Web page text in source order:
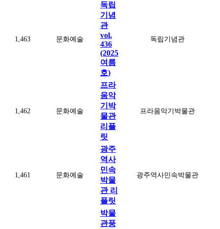
1,463 문화예술
독립
기념
관
vol.
436
(2025
여름
호)
독립기념관
1,462 문화예술
프라
움악
기박
물관
리플
릿
프라움악기박물관
1,461 문화예술
광주
역사
민속
박물
관 리
플릿
광주역사민속박물관
박물
관풍